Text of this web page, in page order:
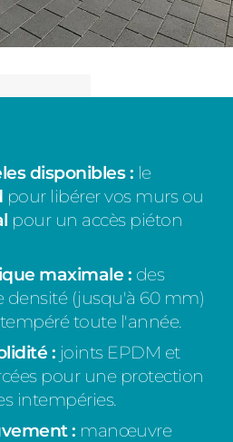
disponibles : le
pour libérer vos murs ou
pour un accès piéton
maximale : des
densité (jusqu'à 60 mm)
toute l'année.
: joints EPDM et
pour une protection
intempéries.
: manœuvre